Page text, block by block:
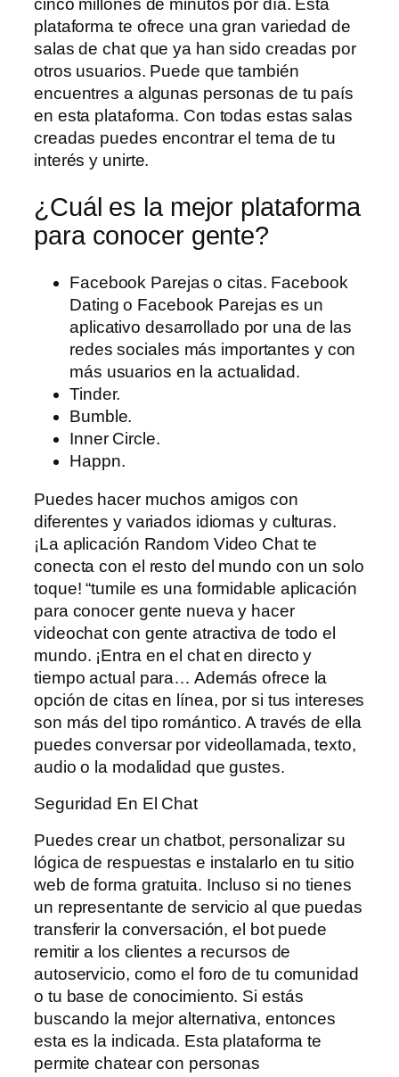
cinco millones de minutos por día. Esta
plataforma te ofrece una gran variedad de
salas de chat que ya han sido creadas por
otros usuarios. Puede que también
encuentres a algunas personas de tu país
en esta plataforma. Con todas estas salas
creadas puedes encontrar el tema de tu
interés y unirte.
¿Cuál es la mejor plataforma
para conocer gente?
Facebook Parejas o citas. Facebook
Dating o Facebook Parejas es un
aplicativo desarrollado por una de las
redes sociales más importantes y con
más usuarios en la actualidad.
Tinder.
Bumble.
Inner Circle.
Happn.
Puedes hacer muchos amigos con
diferentes y variados idiomas y culturas.
¡La aplicación Random Video Chat te
conecta con el resto del mundo con un solo
toque! “tumile es una formidable aplicación
para conocer gente nueva y hacer
videochat con gente atractiva de todo el
mundo. ¡Entra en el chat en directo y
tiempo actual para… Además ofrece la
opción de citas en línea, por si tus intereses
son más del tipo romántico. A través de ella
puedes conversar por videollamada, texto,
audio o la modalidad que gustes.
Seguridad En El Chat
Puedes crear un chatbot, personalizar su
lógica de respuestas e instalarlo en tu sitio
web de forma gratuita. Incluso si no tienes
un representante de servicio al que puedas
transferir la conversación, el bot puede
remitir a los clientes a recursos de
autoservicio, como el foro de tu comunidad
o tu base de conocimiento. Si estás
buscando la mejor alternativa, entonces
esta es la indicada. Esta plataforma te
permite chatear con personas